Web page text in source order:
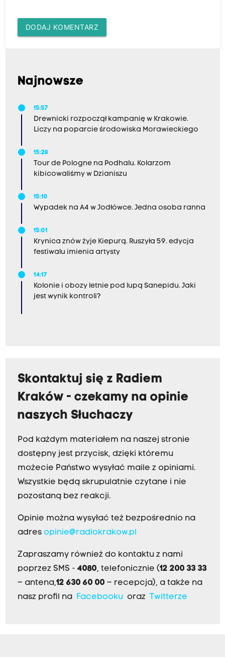
DODAJ KOMENTARZ
Najnowsze
15:57
Drewnicki rozpoczął kampanię w Krakowie.
Liczy na poparcie środowiska Morawieckiego
15:28
Tour de Pologne na Podhalu. Kolarzom
kibicowaliśmy w Dzianiszu
15:10
Wypadek na A4 w Jodłówce. Jedna osoba ranna
15:01
Krynica znów żyje Kiepurą. Ruszyła 59. edycja
festiwalu imienia artysty
14:17
Kolonie i obozy letnie pod lupą Sanepidu. Jaki
jest wynik kontroli?
Skontaktuj się z Radiem
Kraków - czekamy na opinie
naszych Słuchaczy
Pod każdym materiałem na naszej stronie
dostępny jest przycisk, dzięki któremu
możecie Państwo wysyłać maile z opiniami.
Wszystkie będą skrupulatnie czytane i nie
pozostaną bez reakcji.
Opinie można wysyłać też bezpośrednio na
adres opinie@radiokrakow.pl
Zapraszamy również do kontaktu z nami
poprzez SMS - 4080, telefonicznie (12 200 33 33
– antena,12 630 60 00 – recepcja), a także na
nasz profil na Facebookuoraz Twitterze